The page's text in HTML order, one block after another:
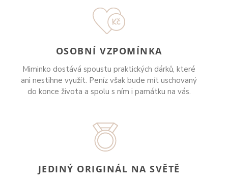
OSOBNÍ VZPOMÍNKA
Miminko dostává spoustu praktických dárků, které
ani nestihne využít. Peníz však bude mít uschovaný
do konce života a spolu s ním i památku na vás.
JEDINÝ ORIGINÁL NA SVĚTĚ